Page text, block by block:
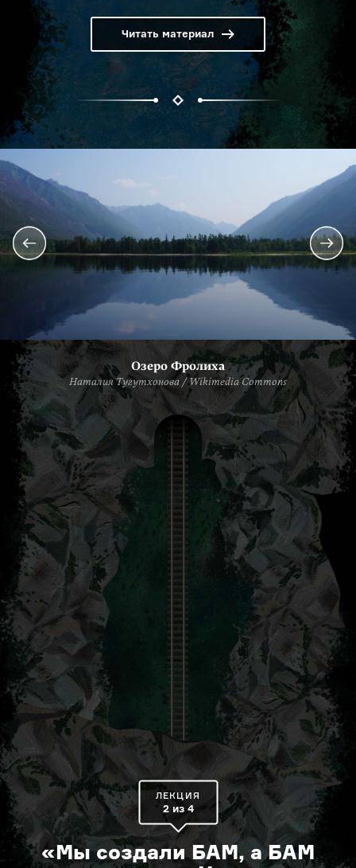
Читать материал
Озеро Фролиха
Наталия Тугутхонова / Wikimedia Commons
ЛЕКЦИЯ
2 из 4
«Мы создали БАМ, а БАМ